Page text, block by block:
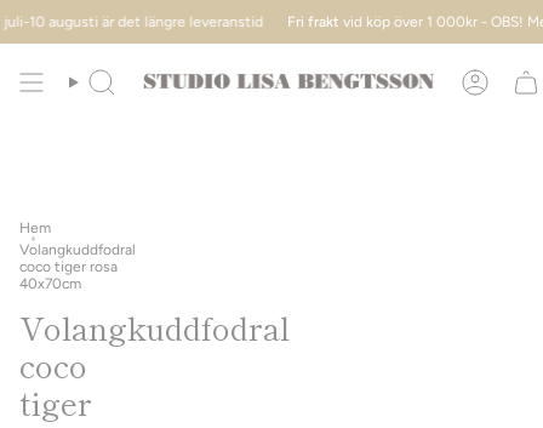
till
innehållet
är det längre leveranstid Fri fraktvid köp över 1 000kr - OBS! Mellan 13 juli-
Sök Konto
Hem
Volangkuddfodral
coco tiger rosa
40x70cm
Volangkuddfodral
coco
tiger